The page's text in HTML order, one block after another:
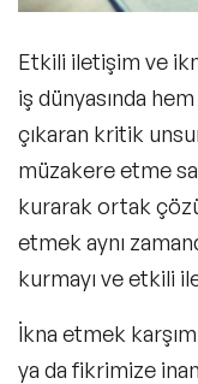
Etkili iletişim ve
iş dünyasında
çıkaran kritik
müzakere etme
kurarak ortak
etmek aynı
kurmayı ve etkili
İkna etmek
ya da fikrimize